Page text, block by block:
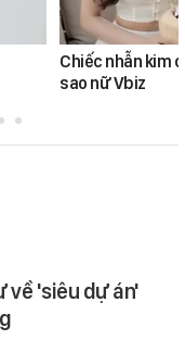
Chiếc nhẫn kim
sao nữ Vbiz
về 'siêu dự án'